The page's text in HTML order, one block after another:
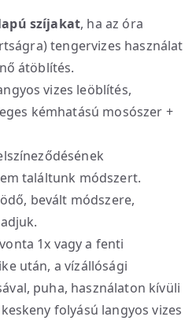
szíjakat, ha az óra
tengervizes használat
átöblítés.
vizes leöblítés,
kémhatású mosószer +
találtunk módszert.
bevált módszere,
1x vagy a fenti
után, a vízállósági
puha, használaton kívüli
folyású langyos vizes